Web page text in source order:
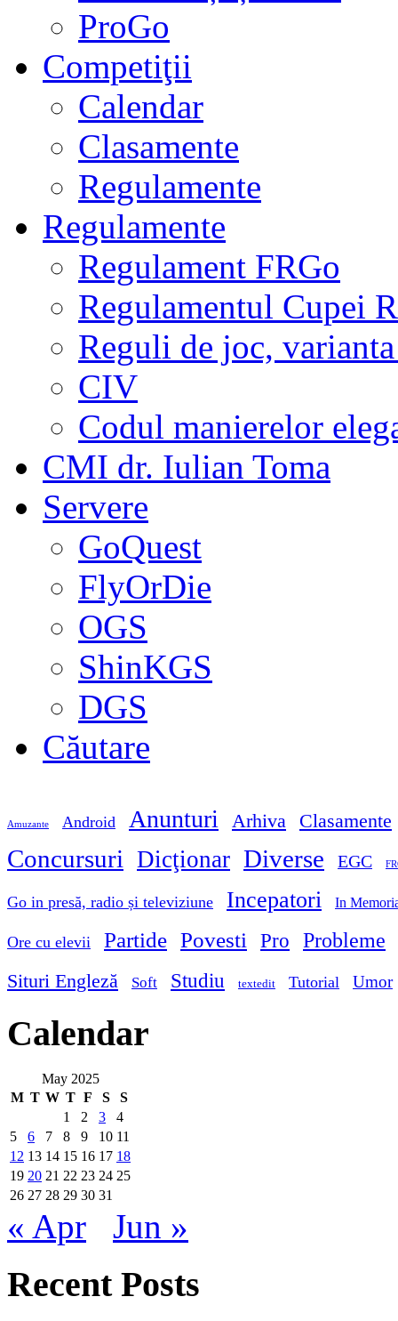
ProGo
Competiţii
Calendar
Clasamente
Regulamente
Regulamente
Regulament FRGo
Regulamentul Cupei
Reguli de joc,
CIV
Codul manierelor
CMI dr. Iulian Toma
Servere
GoQuest
FlyOrDie
OGS
ShinKGS
DGS
Căutare
Amuzante Android Anunturi Arhiva Clasamente
Concursuri Dicţionar Diverse EGC
Go in presă, radio și televiziune Incepatori In
Ore cu elevii Partide Povesti Pro Probleme
Situri Engleză Soft Studiu textedit Tutorial Umor
Calendar
May 2025
M T W T F S
S
1
2 3
4
5
6 7 8 9 10 11
12 13 14 15 16 17 18
19 20 21 22 23 24 25
26 27 28 29 30 31
« Apr Jun »
Recent Posts